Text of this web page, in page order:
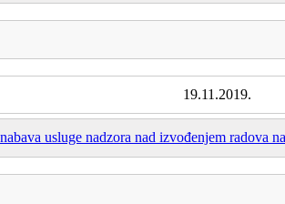
19.11.2019.
usluge nadzora nad izvođenjem